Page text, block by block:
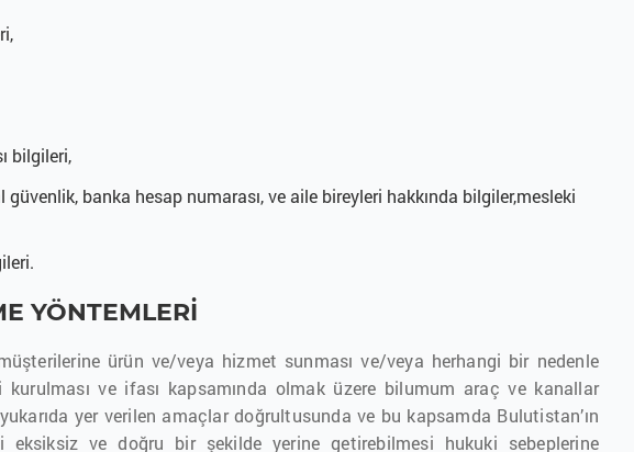
bilgileri,
banka hesap numarası, ve aile bireyleri hakkında bilgiler,mesleki
YÖNTEMLERİ
ürün ve/veya hizmet sunması ve/veya herhangi bir nedenle
ve ifası kapsamında olmak üzere bilumum araç ve kanallar
yer verilen amaçlar doğrultusunda ve bu kapsamda Bulutistan’ın
eksiksiz ve doğru bir şekilde yerine getirebilmesi hukuki sebeplerine